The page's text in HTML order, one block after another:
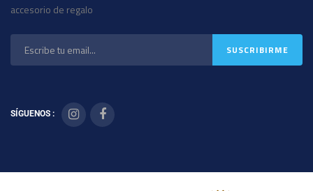
accesorio de regalo
SÍGUENOS :